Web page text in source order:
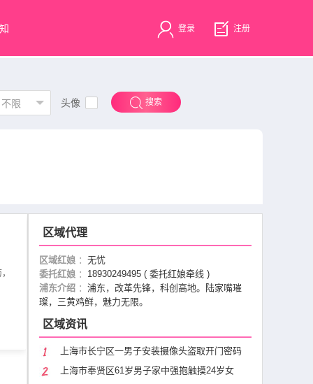
登录 注册
不限 头像 搜索
区域代理
区域红娘 ： 无忧
委托红娘 ： 18930249495 ( 委托红娘牵线 )
浦东介绍 ： 浦东，改革先锋，科创高地。陆家嘴璀
璨，三黄鸡鲜，魅力无限。
区域资讯
上海市长宁区一男子安装摄像头盗取开门密码
上海市奉贤区61岁男子家中强抱触摸24岁女